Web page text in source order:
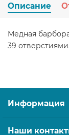
Описание
Медная
39 отверстиями.
Информация
Наши